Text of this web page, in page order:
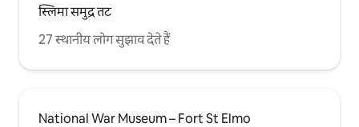
स्लिमा समुद्र तट
27 स्थानीय लोग सुझाव देते हैं
National War Museum – Fort St Elmo